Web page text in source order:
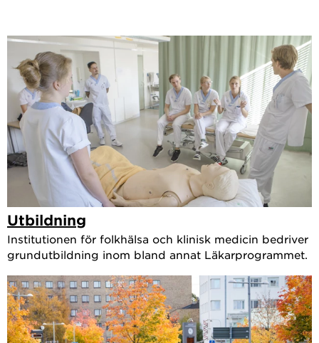
Utbildning
Institutionen för folkhälsa och klinisk medicin bedriver
grundutbildning inom bland annat Läkarprogrammet.